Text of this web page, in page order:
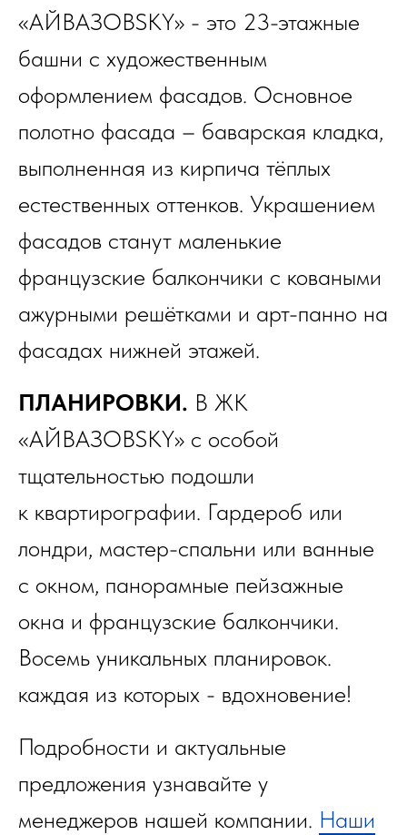
«АЙВАЗОВSKY» - это 23-этажные
башни с художественным
оформлением фасадов. Основное
полотно фасада – баварская кладка,
выполненная из кирпича тёплых
естественных оттенков. Украшением
фасадов станут маленькие
французские балкончики с коваными
ажурными решётками и арт-панно на
фасадах нижней этажей.
ПЛАНИРОВКИ. В ЖК
«АЙВАЗОВSKY» с особой
тщательностью подошли
к квартирографии. Гардероб или
лондри, мастер-спальни или ванные
с окном, панорамные пейзажные
окна и французские балкончики.
Восемь уникальных планировок.
каждая из которых - вдохновение!
Подробности и актуальные
предложения узнавайте у
менеджеров нашей компании. Наши